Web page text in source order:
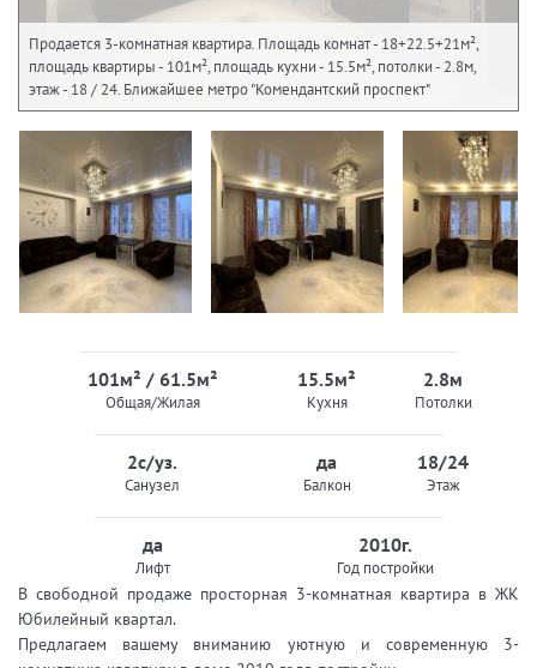
Продается 3-комнатная квартира. Площадь комнат - 18+22.5+21м²,
площадь квартиры - 101м², площадь кухни - 15.5м², потолки - 2.8м,
этаж - 18 / 24. Ближайшее метро "Комендантский проспект"
101м² / 61.5м²
Общая/Жилая
15.5м²
Кухня
2.8м
Потолки
2с/уз.
Санузел
да
Балкон
18/24
Этаж
да
Лифт
2010г.
Год постройки
В свободной продаже просторная 3-комнатная квартира в ЖК
Юбилейный квартал.
Предлагаем вашему вниманию уютную и современную 3-